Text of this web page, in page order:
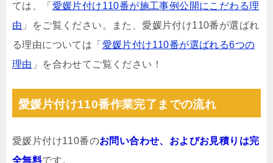
ては、「 愛媛片付け110番が施工事例公開にこだわる理
由 」をご覧ください。また、愛媛片付け110番が選ばれ
る理由については「 愛媛片付け110番が選ばれる6つの
理由 」を合わせてご覧ください！
愛媛片付け110番作業完了までの流れ
愛媛片付け110番のお問い合わせ、およびお見積りは完
全無料です。